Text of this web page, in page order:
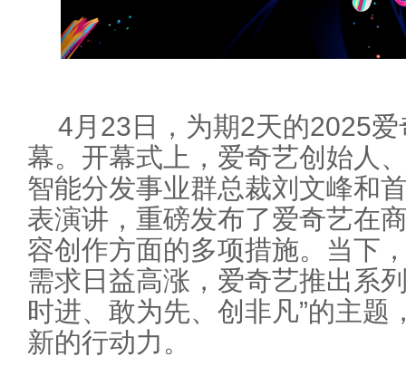
4月23日，为期2天的2025
幕。开幕式上，爱奇艺创始人
智能分发事业群总裁刘文峰和
表演讲，重磅发布了爱奇艺在
容创作方面的多项措施。当下
需求日益高涨，爱奇艺推出系
时进、敢为先、创非凡”的主题
新的行动力。